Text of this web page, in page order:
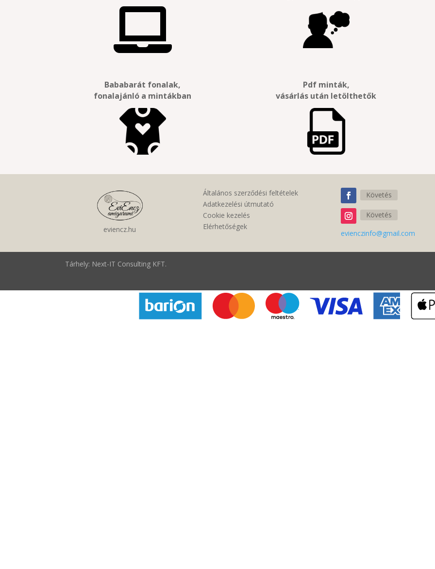

Bababarát fonalak,
fonalajánló a mintákban
Pdf minták,
vásárlás után letölthetők
eviencz.hu
Általános szerződési feltételek
Adatkezelési útmutató
Cookie kezelés
Elérhetőségek
Követés
Követés
evienczinfo@gmail.com
Tárhely: Next-IT Consulting KFT.